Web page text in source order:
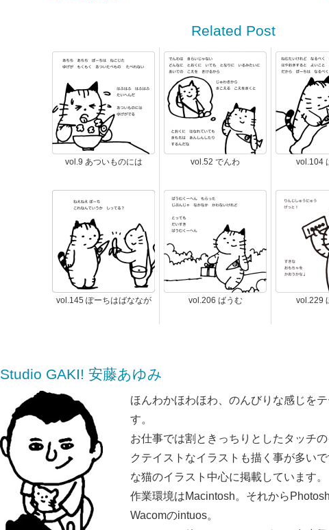
Related Post
vol.9 あついものには vol.52 でんわ vol.104
vol.145 ぽーちはばななが vol.206 ばうむ vol.229
Studio GAKI! 安藤あゆみ
ほんわかほわほわ、のんびりな感じを
す。
お仕事では割ときっちりとしたタッチ
クテイストなイラストも描く事が多い
な猫のイラスト中心に掲載しています。
作業環境はMacintosh。それから
Wacomのintuos。